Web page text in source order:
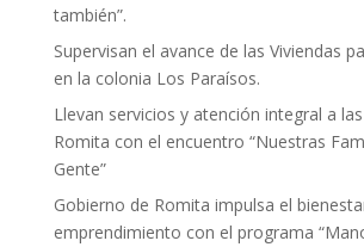
también”.
Supervisan el avance de las Viviendas
en la colonia Los Paraísos.
Llevan servicios y atención integral a
Romita con el encuentro “Nuestras
Gente”
Gobierno de Romita impulsa el
emprendimiento con el programa